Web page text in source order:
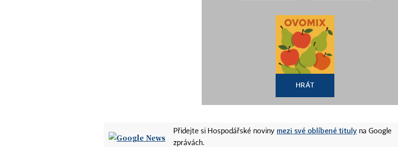
HRÁT
Přidejte si Hospodářské noviny mezi své oblíbené tituly na Google
zprávách.